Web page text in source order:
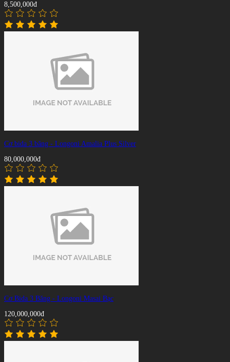
8,500,000đ
Cơ bida 3 băng - Longoni Amalia Plus Silver
80,000,000đ
Cơ Bida 3 Băng - Longoni Masai Bạc
120,000,000đ